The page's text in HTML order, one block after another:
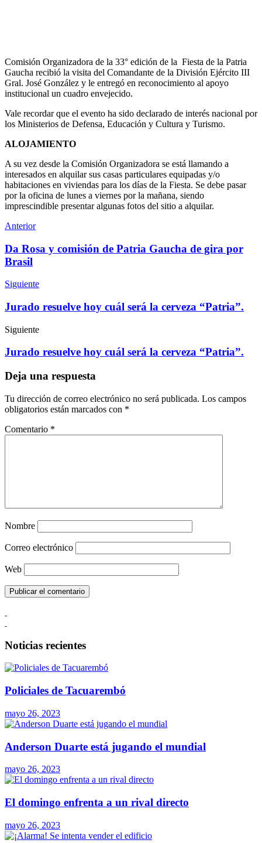
Comisión Organizadora de la 33° edición de la Fiesta de la Patria
Gaucha recibió la visita del Comandante de la División Ejército III
Gral. José González y le entregó en reconocimiento al apoyo
institucional un cuadro envejecido.
Vale recordar que el evento ha sido declarado de interés nacional por
los Ministerios de Defensa, Educación y Cultura y Turismo.
ALOJAMIENTO
A su vez desde la Comisión Organizadora se está llamando a
interesados en alquilar sus casas particulares equipadas y/o
habitaciones en viviendas para los días de la Fiesta. Se debe pasar
por la oficina de lunes a viernes por la mañana, siendo
imprescindible presentar algunas fotos del sitio a alquilar.
Anterior
Da Rosa y comisión de Patria Gaucha de gira por
Brasil
Siguiente
Jurado resuelve hoy cuál será la cerveza “Patria”.
Siguiente
Jurado resuelve hoy cuál será la cerveza “Patria”.
Deja una respuesta
Tu dirección de correo electrónico no será publicada. Los campos
obligatorios están marcados con *
Comentario *
Nombre
Correo electrónico
Web
Noticias recientes
Policiales de Tacuarembó
mayo 26, 2023
Anderson Duarte está jugando el mundial
mayo 26, 2023
El domingo enfrenta a un rival directo
mayo 26, 2023